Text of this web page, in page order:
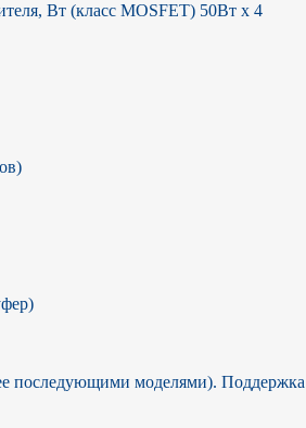
Вт (класс MOSFET) 50Вт x 4
последующими моделями). Поддержка